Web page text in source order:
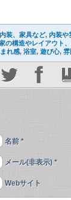
装、家具など, 内装や
の構造やレイアウト
れ感, 浴室, 遊び心, 雰
名前 *
メール(非表示) *
Webサイト